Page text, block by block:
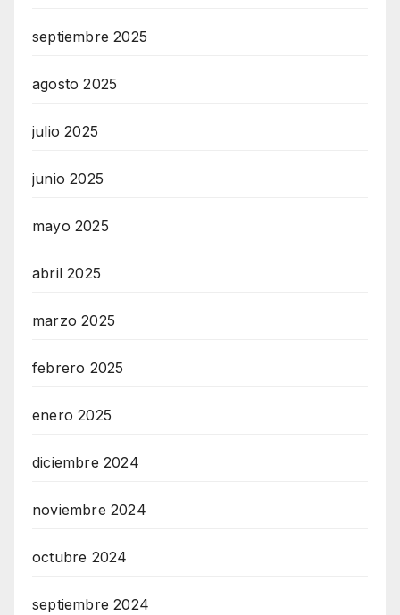
septiembre 2025
agosto 2025
julio 2025
junio 2025
mayo 2025
abril 2025
marzo 2025
febrero 2025
enero 2025
diciembre 2024
noviembre 2024
octubre 2024
septiembre 2024